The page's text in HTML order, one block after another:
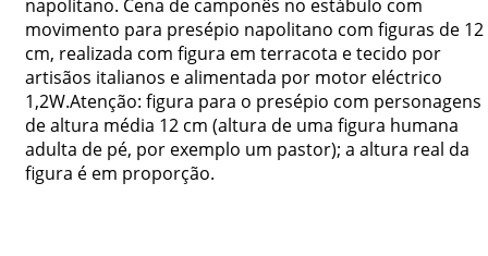
napolitano. Cena de camponês no estábulo com
movimento para presépio napolitano com figuras de 12
cm, realizada com figura em terracota e tecido por
artisãos italianos e alimentada por motor eléctrico
1,2W.Atenção: figura para o presépio com personagens
de altura média 12 cm (altura de uma figura humana
adulta de pé, por exemplo um pastor); a altura real da
figura é em proporção.